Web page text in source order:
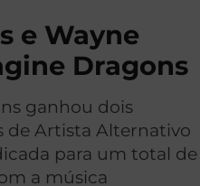
e Wayne
Dragons
ganhou dois
de Artista Alternativo
para um total de
a música